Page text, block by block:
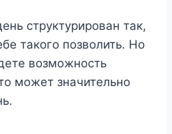
структурирован так,
такого позволить. Но
возможность
может значительно